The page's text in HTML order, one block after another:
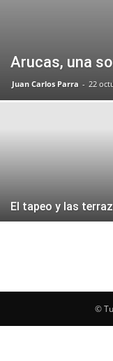
Arucas, una
Juan Carlos Parra - 22
El tapeo y las
©